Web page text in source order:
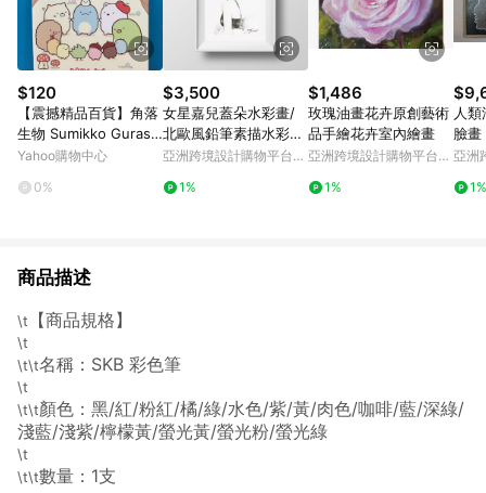
$120
【震撼精品百貨】角落
生物 Sumikko Gurashi
~San-X 角落生物心情
Yahoo購物中心
0%
$3,500
女星嘉兒蓋朵水彩畫/
北歐風鉛筆素描水彩
畫/送禮家飾
亞洲跨境設計購物平台
1%
$1,486
玫瑰油畫花卉原創藝術
品手繪花卉室內繪畫
亞洲跨境設計購物平台
1%
人
臉畫
亞洲
1%
商品描述
\t 【商品規格】
\t
\t\t名稱：SKB 彩色筆
\t
\t\t顏色：黑/紅/粉紅/橘/綠/水色/紫/黃/肉色/咖啡/藍/深綠/
淺藍/淺紫/檸檬黃/螢光黃/螢光粉/螢光綠
\t
\t\t數量：1支